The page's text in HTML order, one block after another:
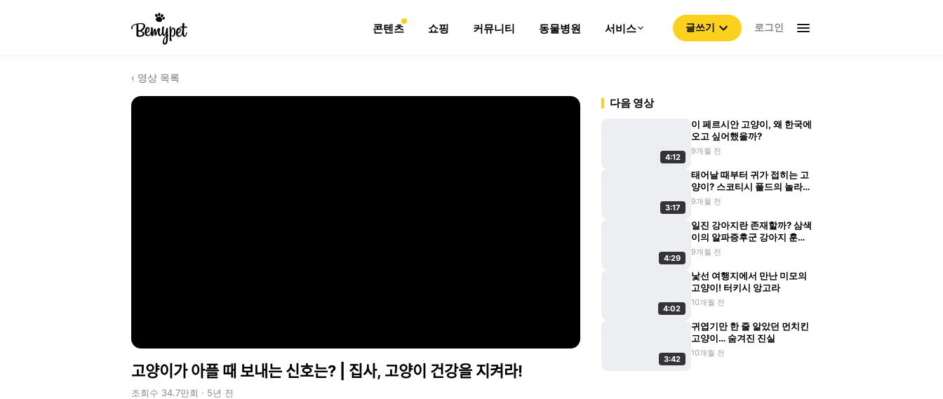
콘텐츠 쇼핑 커뮤니티 동물병원 서비스 글쓰기 로그인
‹ 영상 목록
고양이가 아플 때 보내는 신호는? | 집사, 고양이 건강을 지켜라!
조회수 34.7만회 · 5년 전
다음 영상
4:12
이 페르시안 고양이, 왜 한국에
오고 싶어했을까?
9개월 전
3:17
태어날 때부터 귀가 접히는 고
양이? 스코티시 폴드의 놀라운
비밀
9개월 전
4:29
일진 강아지란 존재할까? 삼색
이의 알파증후군 강아지 훈육
기
9개월 전
4:02
낯선 여행지에서 만난 미모의
고양이! 터키시 앙고라
10개월 전
3:42
귀엽기만 한 줄 알았던 먼치킨
고양이… 숨겨진 진실
10개월 전